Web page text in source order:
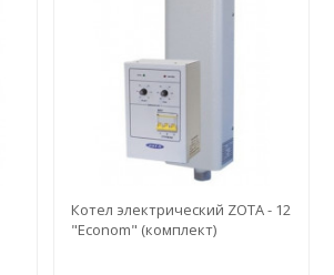
Котел электрический ZOTA - 12
"Econom" (комплект)